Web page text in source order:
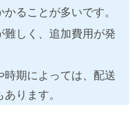
ることが多いです。
難しく、追加費用が発
時期によっては、配送
ります。